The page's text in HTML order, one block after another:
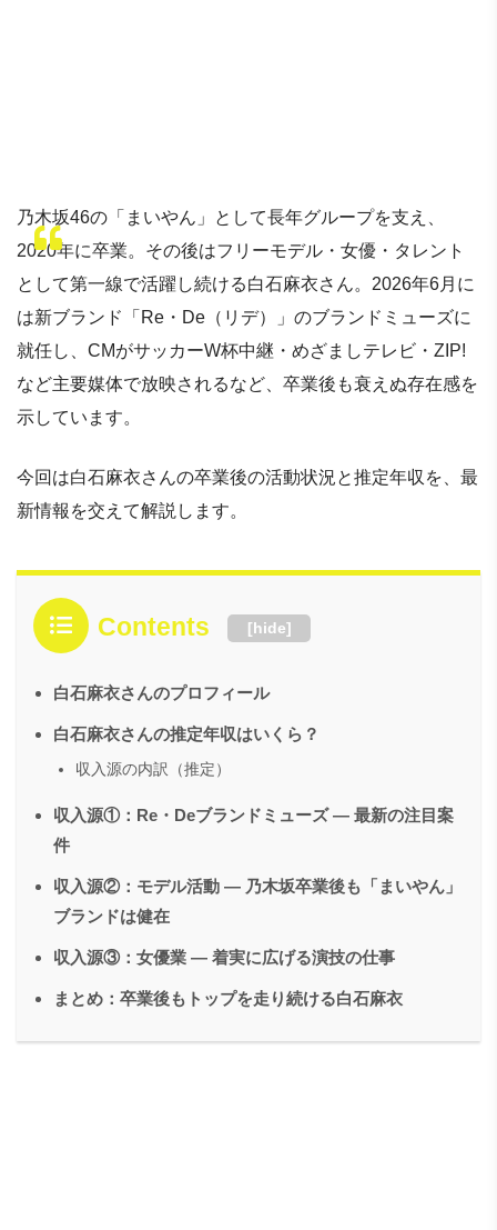
乃木坂46の「まいやん」として長年グループを支え、
2020年に卒業。その後はフリーモデル・女優・タレント
として第一線で活躍し続ける白石麻衣さん。2026年6月に
は新ブランド「Re・De（リデ）」のブランドミューズに
就任し、CMがサッカーW杯中継・めざましテレビ・ZIP!
など主要媒体で放映されるなど、卒業後も衰えぬ存在感を
示しています。
今回は白石麻衣さんの卒業後の活動状況と推定年収を、最
新情報を交えて解説します。
Contents [hide]
白石麻衣さんのプロフィール
白石麻衣さんの推定年収はいくら？
収入源の内訳（推定）
収入源①：Re・Deブランドミューズ ― 最新の注目案
件
収入源②：モデル活動 ― 乃木坂卒業後も「まいやん」
ブランドは健在
収入源③：女優業 ― 着実に広げる演技の仕事
まとめ：卒業後もトップを走り続ける白石麻衣